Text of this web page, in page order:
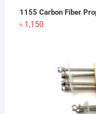
1155 Carbon Fiber
৳ 1,150